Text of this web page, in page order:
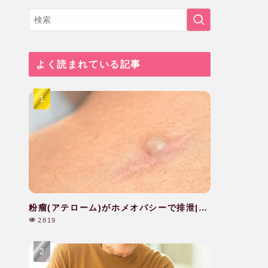
よく読まれている記事
粉瘤(アテローム)がホメオパシーで排泄|40
代|女性
2819